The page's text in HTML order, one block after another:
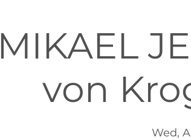
MIKAEL
von
Wed,